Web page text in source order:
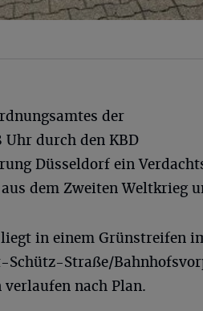
der
durch den KBD
Düsseldorf ein
dem Zweiten Weltkrieg
in einem Grünstreifen
Schütz-Straße/
nach Plan.